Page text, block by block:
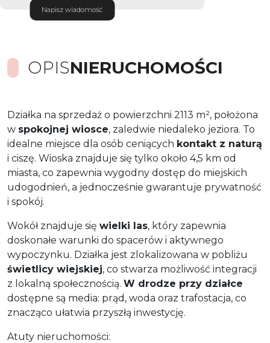
Napisz wiadomość
OPISNIERUCHOMOŚCI
Działka na sprzedaż o powierzchni 2113 m², położona
w spokojnej wiosce, zaledwie niedaleko jeziora. To
idealne miejsce dla osób ceniących kontakt z naturą
i ciszę. Wioska znajduje się tylko około 4,5 km od
miasta, co zapewnia wygodny dostęp do miejskich
udogodnień, a jednocześnie gwarantuje prywatność
i spokój.
Wokół znajduje się wielki las, który zapewnia
doskonałe warunki do spacerów i aktywnego
wypoczynku. Działka jest zlokalizowana w pobliżu
świetlicy wiejskiej, co stwarza możliwość integracji
z lokalną społecznością. W drodze przy działce
dostępne są media: prąd, woda oraz trafostacja, co
znacząco ułatwia przyszłą inwestycję.
Atuty nieruchomości: